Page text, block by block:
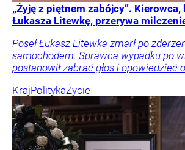
„Żyję z piętnem zabójcy”. Kierowca,
Łukasza Litewkę, przerywa
Poseł Łukasz Litewka zmarł po
samochodem. Sprawca wypadku po
postanowił zabrać głos i opowiedzieć
KrajPolitykaŻycie